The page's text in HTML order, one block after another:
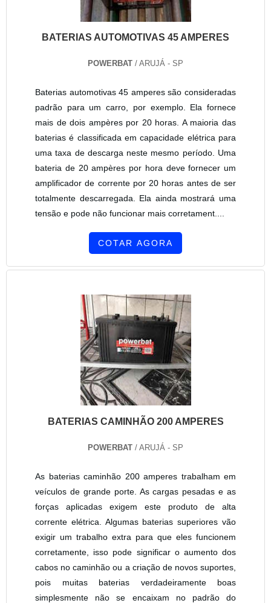
BATERIAS AUTOMOTIVAS 45 AMPERES
POWERBAT / ARUJÁ - SP
Baterias automotivas 45 amperes são consideradas
padrão para um carro, por exemplo. Ela fornece
mais de dois ampères por 20 horas. A maioria das
baterias é classificada em capacidade elétrica para
uma taxa de descarga neste mesmo período. Uma
bateria de 20 ampères por hora deve fornecer um
amplificador de corrente por 20 horas antes de ser
totalmente descarregada. Ela ainda mostrará uma
tensão e pode não funcionar mais corretament....
COTAR AGORA
BATERIAS CAMINHÃO 200 AMPERES
POWERBAT / ARUJÁ - SP
As baterias caminhão 200 amperes trabalham em
veículos de grande porte. As cargas pesadas e as
forças aplicadas exigem este produto de alta
corrente elétrica. Algumas baterias superiores vão
exigir um trabalho extra para que eles funcionem
corretamente, isso pode significar o aumento dos
cabos no caminhão ou a criação de novos suportes,
pois muitas baterias verdadeiramente boas
simplesmente não se encaixam no padrão do